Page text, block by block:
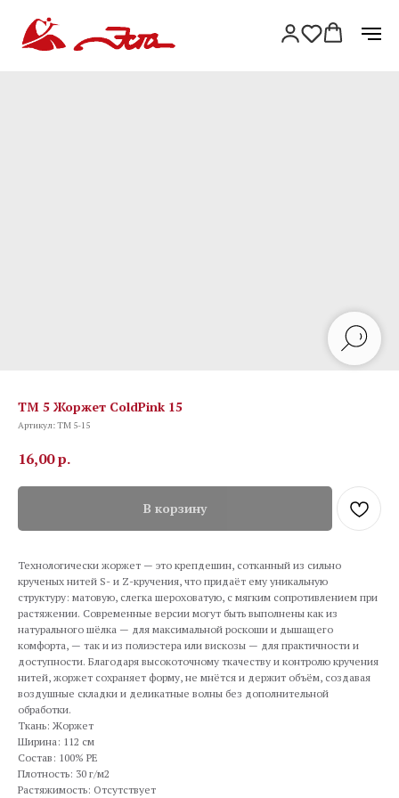
TM 5 Жоржет ColdPink 15
Артикул:TM 5-15
16,00р.
В корзину
Технологически жоржет — это крепдешин, сотканный из сильно
крученых нитей S- и Z-кручения, что придаёт ему уникальную
структуру: матовую, слегка шероховатую, с мягким сопротивлением при
растяжении. Современные версии могут быть выполнены как из
натурального шёлка — для максимальной роскоши и дышащего
комфорта, — так и из полиэстера или вискозы — для практичности и
доступности. Благодаря высокоточному ткачеству и контролю кручения
нитей, жоржет сохраняет форму, не мнётся и держит объём, создавая
воздушные складки и деликатные волны без дополнительной
обработки.
Ткань: Жоржет
Ширина: 112 см
Состав: 100% PE
Плотность: 30 г/м2
Растяжимость: Отсутствует